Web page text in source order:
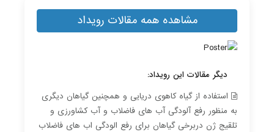
مشاهده همه مقالات رویداد
دیگر مقالات این رویداد:
استفاده از گیاه کاهوی دریایی و همچنین گیاهان دیگری
به منظور رفع آلودگی آب های فاضلاب و آب کشاورزی و
تلقیج ژن دربرخی گیاهان برای رفع الودگی اب های فاضلاب